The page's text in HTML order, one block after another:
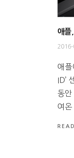
애플
애플
ID’
동
여